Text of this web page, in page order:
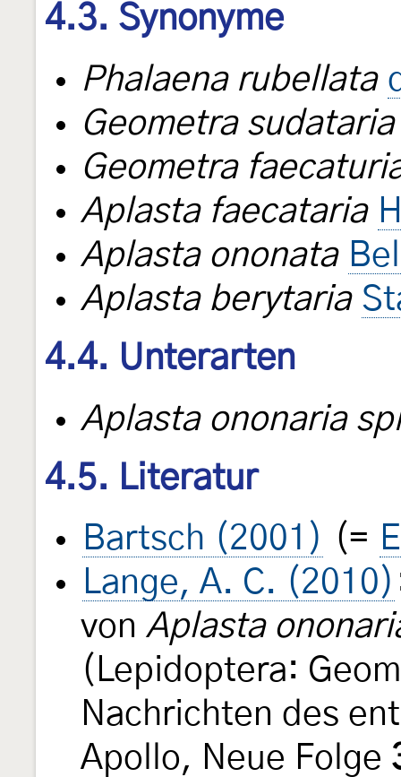
4.3. Synonyme
Phalaena rubellata
Geometra sudataria
Geometra
Aplasta faecataria
Aplasta ononata
Aplasta berytaria
4.4. Unterarten
Aplasta ononaria
4.5. Literatur
Bartsch (2001) (=
Lange, A. C. (2010)
von Aplasta
(Lepidoptera:
Nachrichten des
Apollo, Neue Folge